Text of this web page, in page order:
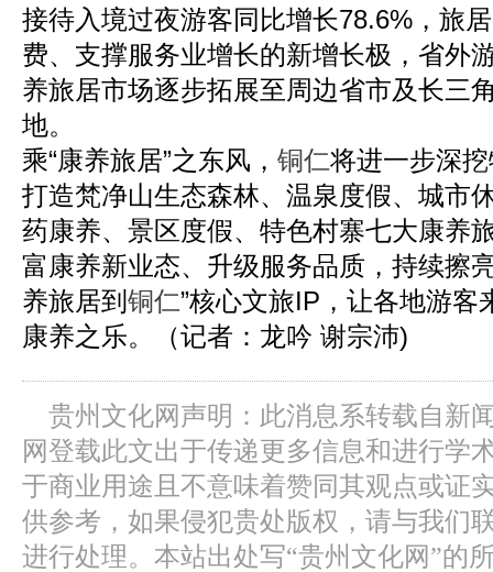
接待入境过夜游客同比增长78.6%，旅
费、支撑服务业增长的新增长极，省外
养旅居市场逐步拓展至周边省市及长三
地。
乘“康养旅居”之东风， 铜仁将进一步深
打造梵净山生态森林、温泉度假、城市
药康养、景区度假、特色村寨七大康养
富康养新业态、升级服务品质，持续擦
养旅居到 铜仁”核心文旅IP，让各地游客
康养之乐。（记者：龙吟 谢宗沛)
贵州文化网声明：此消息系转载自新
网登载此文出于传递更多信息和进行学
于商业用途且不意味着赞同其观点或证
供参考，如果侵犯贵处版权，请与我们
进行处理。本站出处写“贵州文化网”的